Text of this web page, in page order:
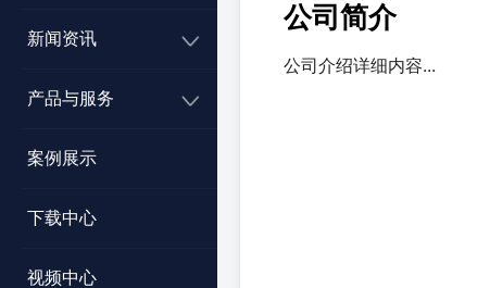
新闻资讯
产品与服务
案例展示
下载中心
视频中心
公司简介
公司介绍详细内容...